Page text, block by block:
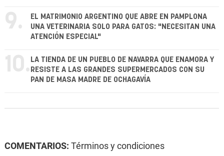
9.
EL MATRIMONIO ARGENTINO QUE ABRE EN PAMPLONA
UNA VETERINARIA SOLO PARA GATOS: "NECESITAN UNA
ATENCIÓN ESPECIAL"
10. LA TIENDA DE UN PUEBLO DE NAVARRA QUE ENAMORA Y
RESISTE A LAS GRANDES SUPERMERCADOS CON SU
PAN DE MASA MADRE DE OCHAGAVÍA
COMENTARIOS: Términos y condiciones